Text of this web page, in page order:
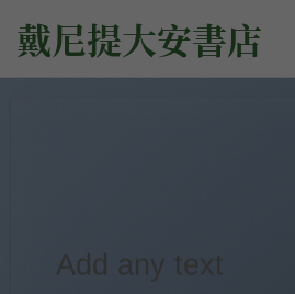
戴尼提大安書店
Add any text